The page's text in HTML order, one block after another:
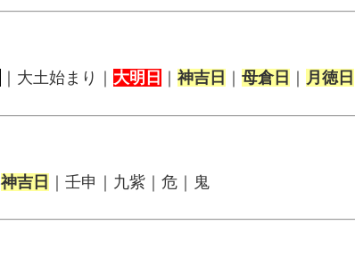
｜大土始まり｜ 大明日 神吉日 母倉日 月徳日
神吉日 ｜壬申｜九紫｜危｜鬼